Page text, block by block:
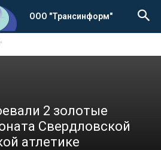
ООО "Трансинформ"
2 золотые
Свердловской
атлетике